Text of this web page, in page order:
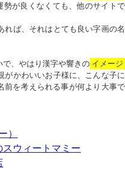
勢が良くなくても、他のサイトで
れば、それはとても良い字画の名
、やはり漢字や響きの イメージ
がかわいいお子様に、こんな子に
前を考えられる事が何より大事で
）
ウィートマミー